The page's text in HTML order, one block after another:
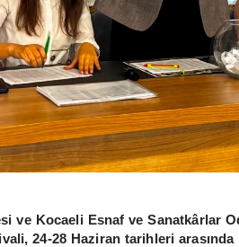
ve Kocaeli Esnaf ve Sanatkârlar
24-28 Haziran tarihleri arasında